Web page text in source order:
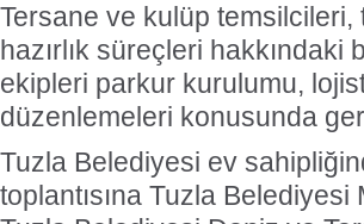
Tersane ve kulüp temsilcileri,
hazırlık süreçleri
ekipleri parkur kurulumu,
düzenlemeleri konusunda
Tuzla Belediyesi ev
toplantısına Tuzla